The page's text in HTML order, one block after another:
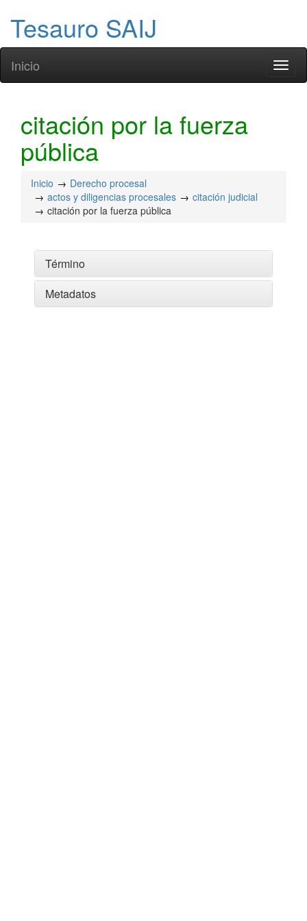
Tesauro SAIJ
Inicio
citación por la fuerza
pública
Inicio
Derecho procesal
actos y diligencias procesales
citación judicial
citación por la fuerza pública
Término
Metadatos